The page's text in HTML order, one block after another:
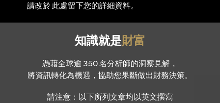
請改於 此處(opens in a new tab)
留下您的詳細資料。
知識就是財富
憑藉全球逾 350 名分析師的洞察見解，
將資訊轉化為機遇，協助您果斷做出財務決策。
請注意：以下所列文章均以英文撰寫